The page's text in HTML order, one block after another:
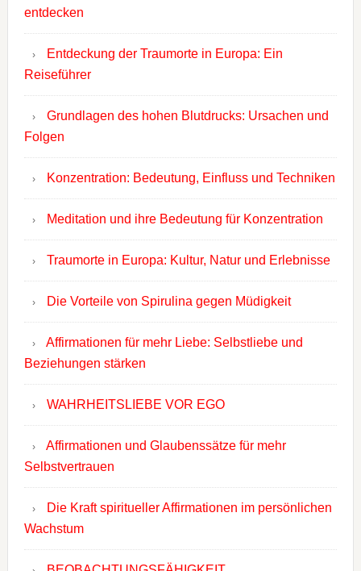
entdecken
Entdeckung der Traumorte in Europa: Ein
Reiseführer
Grundlagen des hohen Blutdrucks: Ursachen und
Folgen
Konzentration: Bedeutung, Einfluss und Techniken
Meditation und ihre Bedeutung für Konzentration
Traumorte in Europa: Kultur, Natur und Erlebnisse
Die Vorteile von Spirulina gegen Müdigkeit
Affirmationen für mehr Liebe: Selbstliebe und
Beziehungen stärken
WAHRHEITSLIEBE VOR EGO
Affirmationen und Glaubenssätze für mehr
Selbstvertrauen
Die Kraft spiritueller Affirmationen im persönlichen
Wachstum